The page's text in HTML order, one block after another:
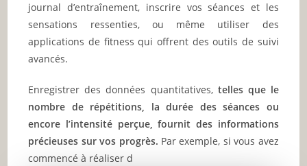
journal d’entraînement, inscrire vos séances et les
sensations ressenties, ou même utiliser des
applications de fitness qui offrent des outils de suivi
avancés.
Enregistrer des données quantitatives,telles que le
nombre de répétitions, la durée des séances ou
encore l’intensité perçue, fournit des informations
précieuses sur vos progrès. Par exemple, si vous avez
commencé à réaliser d